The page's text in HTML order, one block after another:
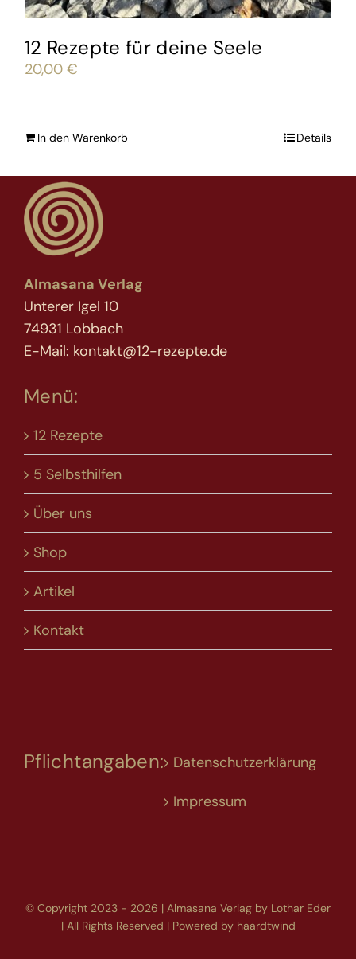
12 Rezepte für deine Seele
20,00 €
In den Warenkorb Details
Almasana Verlag
Unterer Igel 10
74931 Lobbach
E-Mail: kontakt@12-rezepte.de
Menü:
12 Rezepte
5 Selbsthilfen
Über uns
Shop
Artikel
Kontakt
Pflichtangaben: Datenschutzerklärung
Impressum
© Copyright 2023 - 2026 | Almasana Verlag by Lothar Eder
| All Rights Reserved | Powered by haardtwind